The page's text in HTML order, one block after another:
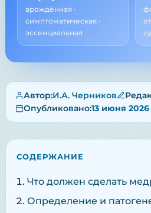
врождённая ·
симптоматическая ·
эссенциальная
Автор:И.А. Черников
Опубликовано:13 июня 2026
СОДЕРЖАНИЕ
Что должен сделать
Определение и